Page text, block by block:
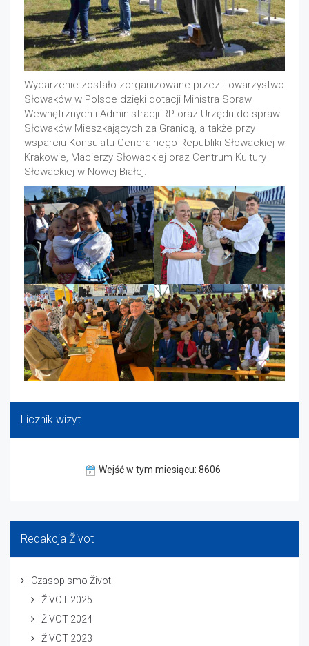
Wydarzenie zostało zorganizowane przez Towarzystwo
Słowaków w Polsce dzięki dotacji Ministra Spraw
Wewnętrznych i Administracji RP oraz Urzędu do spraw
Słowaków Mieszkających za Granicą, a także przy
wsparciu Konsulatu Generalnego Republiki Słowackiej w
Krakowie, Macierzy Słowackiej oraz Centrum Kultury
Słowackiej w Nowej Białej.
Licznik wizyt
Wejść w tym miesiącu: 8606
Redakcja Život
Czasopismo Život
ŽIVOT 2025
ŽIVOT 2024
ŽIVOT 2023